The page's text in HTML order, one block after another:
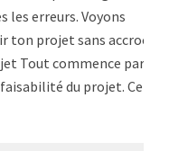
les erreurs. Voyons
ton projet sans accroc.
Tout commence par
du projet. Cela